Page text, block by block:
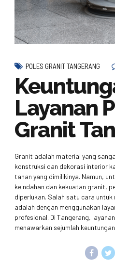
POLES GRANIT TANGERANG
Layanan
Granit
Granit adalah material yang
konstruksi dan dekorasi interior
tahan yang dimilikinya. Namun,
keindahan dan kekuatan granit,
diperlukan. Salah satu cara
adalah dengan menggunakan
profesional. Di Tangerang,
menawarkan sejumlah